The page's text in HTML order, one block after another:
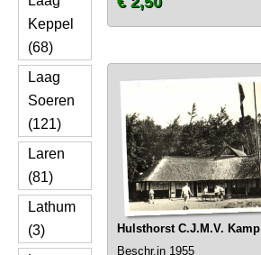
Keppel
(68)
Laag
Soeren
(121)
Laren
(81)
Lathum
(3)
Hulsthorst C.J.M.V. Kamp
Beschr.in 1955